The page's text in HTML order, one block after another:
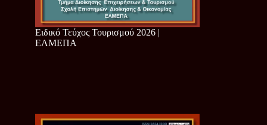
Ειδικό Τεύχος Τουρισμού 2026 |
ΕΛΜΕΠΑ